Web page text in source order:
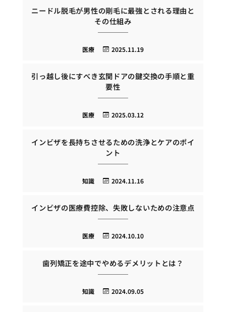
ニードル脱毛が男性の剛毛に最強とされる理由と
その仕組み
2025.11.19
医療
引っ越し後にすべき玄関ドアの鍵交換の手順と重
要性
2025.03.12
医療
インビザを長持ちさせるための洗浄とケアのポイ
ント
2024.11.16
知識
インビザの医療費控除、失敗しないための注意点
2024.10.10
医療
歯列矯正を途中でやめるデメリットとは？
2024.09.05
知識